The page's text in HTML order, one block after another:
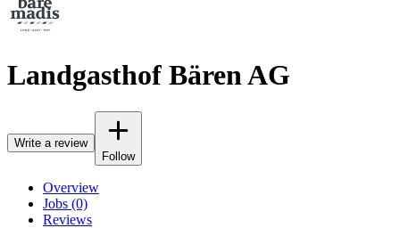
Landgasthof Bären AG
Write a review
Follow
Overview
Jobs (0)
Reviews